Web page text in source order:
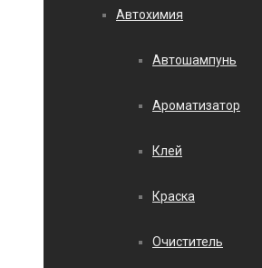
Автохимия
Автошампунь
Ароматизатор
Клей
Краска
Очиститель